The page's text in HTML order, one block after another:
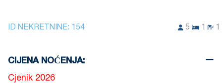
ID NEKRETNINE: 154 5 1 1
CIJENA NOĆENJA:
Cjenik 2026